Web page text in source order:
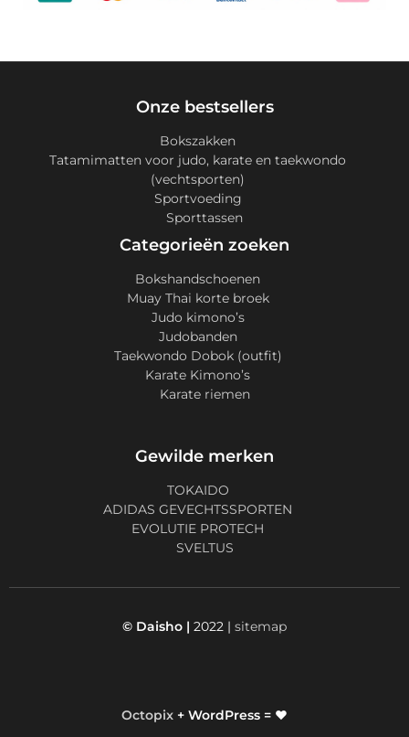
Onze bestsellers
Bokszakken
Tatamimatten voor judo, karate en taekwondo
(vechtsporten)
Sportvoeding
Sporttassen
Categorieën zoeken
Bokshandschoenen
Muay Thai korte broek
Judo kimono’s
Judobanden
Taekwondo Dobok (outfit)
Karate Kimono’s
Karate riemen
Gewilde merken
TOKAIDO
ADIDAS GEVECHTSSPORTEN
EVOLUTIE PROTECH
SVELTUS
© Daisho | 2022 | sitemap
Octopix + WordPress = ❤